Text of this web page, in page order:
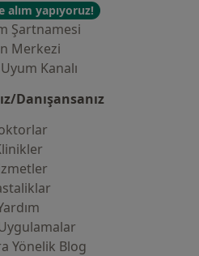
alım yapıyoruz!
Şartnamesi
Merkezi
Kanalı
Danışansanız
Yönelik Blog